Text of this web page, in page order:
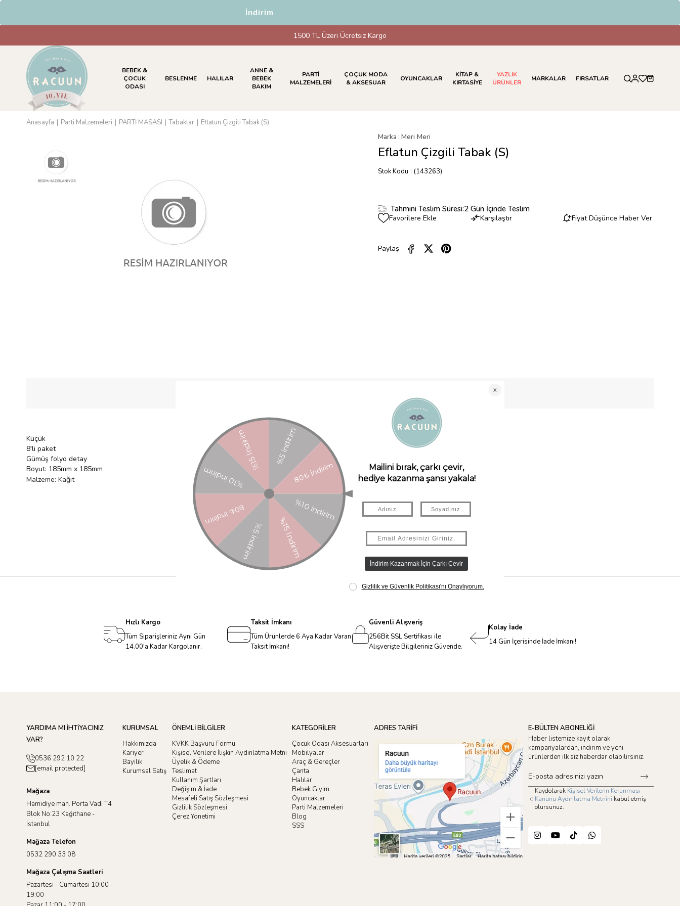
HAVALE & EFT Ödemelerinde %5 İndirim
1500 TL Üzeri Ücretsiz Kargo
BEBEK &
ÇOCUK
ODASI
BESLENME HALILAR
ANNE &
BEBEK
BAKIM
PARTİ
MALZEMELERİ
ÇOÇUK MODA
& AKSESUAR
OYUNCAKLAR
KİTAP &
KIRTASİYE
YAZLIK
ÜRÜNLER
MARKALAR FIRSATLAR
Anasayfa Parti Malzemeleri PARTİ MASASI Tabaklar Eflatun Çizgili Tabak (S)
Marka : Meri Meri
Eflatun Çizgili Tabak (S)
Stok Kodu (143263)
Tahmini Teslim Süresi:2 Gün İçinde Teslim
Favorilere Ekle Karşılaştır Fiyat Düşünce Haber Ver
Paylaş
Küçük
8'li paket
Gümüş folyo detay
Boyut: 185mm x 185mm
Malzeme: Kağıt
Hızlı Kargo
Tüm Siparişleriniz Aynı Gün
14.00'a Kadar Kargolanır.
Taksit İmkanı
Tüm Ürünlerde 6 Aya Kadar Varan
Taksit İmkanı!
Güvenli Alışveriş
256Bit SSL Sertifikası ile
Alışverişte Bilgileriniz Güvende.
Kolay İade
14 Gün İçerisinde İade İmkanı!
YARDIMA MI İHTİYACINIZ
VAR?
0536 292 10 22
[email protected]
Mağaza
Hamidiye mah. Porta Vadi T4
Blok No:23 Kağıthane -
İstanbul
Mağaza Telefon
0532 290 33 08
Mağaza Çalışma Saatleri
Pazartesi - Cumartesi 10:00 -
19:00
KURUMSAL
Hakkımızda
Kariyer
Bayilik
Kurumsal Satış
ÖNEMLİ BİLGİLER
KVKK Başvuru Formu
Kişisel Verilere İlişkin Aydınlatma Metni
Üyelik & Ödeme
Teslimat
Kullanım Şartları
Değişim & İade
Mesafeli Satış Sözleşmesi
Gizlilik Sözleşmesi
Çerez Yönetimi
KATEGORİLER
Çocuk Odası Aksesuarları
Mobilyalar
Araç & Gereçler
Çanta
Halılar
Bebek Giyim
Oyuncaklar
Parti Malzemeleri
Blog
SSS
ADRES TARİFİ
E-BÜLTEN ABONELİĞİ
Haber listemize kayıt olarak
kampanyalardan, indirim ve yeni
ürünlerden ilk siz haberdar olabilirsiniz.
Kaydolarak Kişisel Verilerin Korunması
Kanunu Aydınlatma Metnini kabul etmiş
olursunuz.